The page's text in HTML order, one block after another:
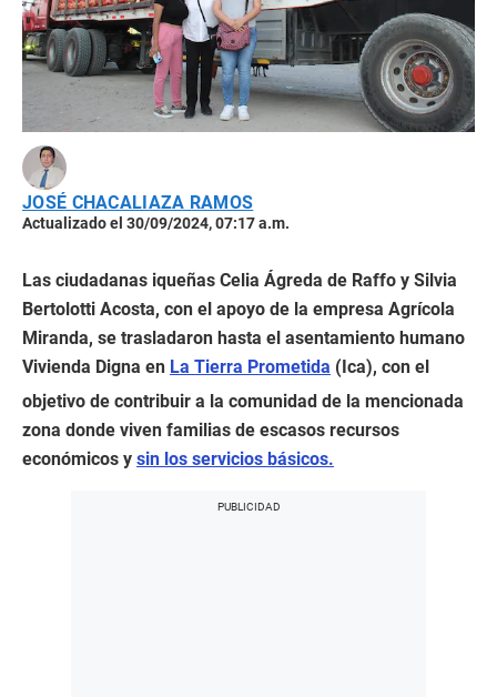
JOSÉ CHACALIAZA RAMOS
Actualizado el 30/09/2024, 07:17 a.m.
Las ciudadanas iqueñas Celia Ágreda de Raffo y Silvia
Bertolotti Acosta, con el apoyo de la empresa Agrícola
Miranda, se trasladaron hasta el asentamiento humano
Vivienda Digna en La Tierra Prometida (Ica), con el
objetivo de contribuir a la comunidad de la mencionada
zona donde viven familias de escasos recursos
económicos y sin los servicios básicos.